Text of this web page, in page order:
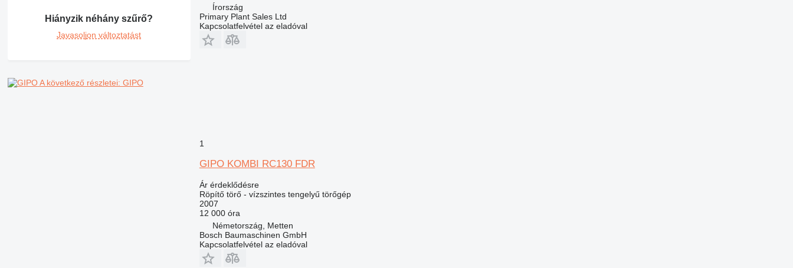
Hiányzik néhány szűrő?
Javasoljon változtatást
A következő részletei: GIPO
Írország
Primary Plant Sales Ltd
Kapcsolatfelvétel az eladóval
1
GIPO KOMBI RC130 FDR
Ár érdeklődésre
Röpítő törő - vízszintes tengelyű törőgép
2007
12 000 óra
Németország, Metten
Bosch Baumaschinen GmbH
Kapcsolatfelvétel az eladóval